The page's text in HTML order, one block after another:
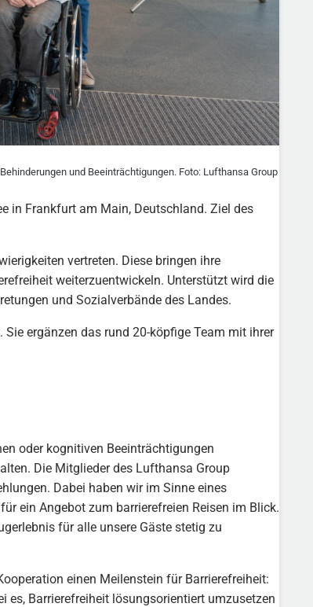
und Beeinträchtigungen. Foto: Lufthansa Group
in Frankfurt am Main, Deutschland. Ziel des
vertreten. Diese bringen ihre
weiterzuentwickeln. Unterstützt wird die
und Sozialverbände des Landes.
ergänzen das rund 20-köpfige Team mit ihrer
oder kognitiven Beeinträchtigungen
Die Mitglieder des Lufthansa Group
Dabei haben wir im Sinne eines
ein Angebot zum barrierefreien Reisen im Blick.
für alle unsere Gäste stetig zu
einen Meilenstein für Barrierefreiheit:
es, Barrierefreiheit lösungsorientiert umzusetzen